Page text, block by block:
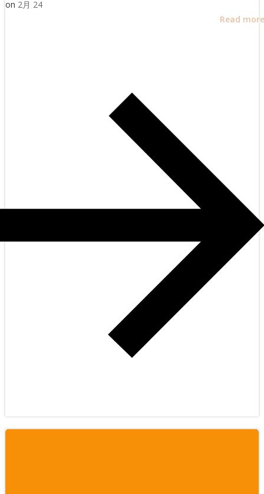
on 2月 24
Read more